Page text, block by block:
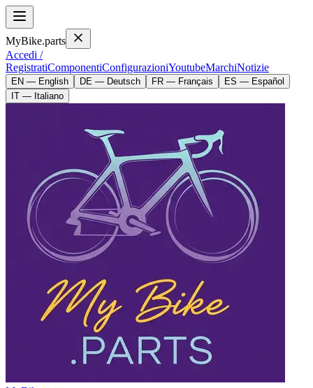
MyBike.parts
Accedi /
RegistratiComponentiConfigurazioniYoutubeMarchiNotizie
EN — English DE — Deutsch FR — Français
ES — Español
IT — Italiano